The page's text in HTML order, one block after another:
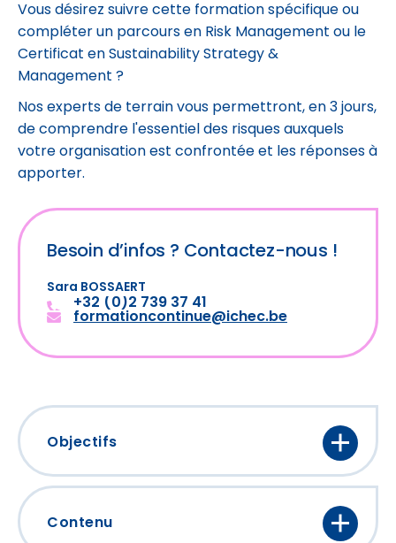
Besoin d’infos ? Contactez-nous !
Sara BOSSAERT
+32 (0)2 739 37 41
formationcontinue@ichec.be
Vous désirez suivre cette formation spécifique ou
compléter un parcours en Risk Management ou le
Certificat en Sustainability Strategy &
Management ?
Nos experts de terrain vous permettront, en 3 jours,
de comprendre l'essentiel des risques auxquels
votre organisation est confrontée et les réponses à
apporter.
Objectifs
Comprendre les enjeux liés à la
transition durable (ESG : Environnement,
Social, Gouvernance) ainsi que les défis
Contenu